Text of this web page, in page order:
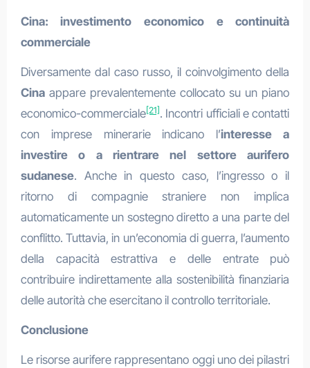
Cina: investimento economico e continuità
commerciale
Diversamente dal caso russo, il coinvolgimento della
Cinaappare prevalentemente collocato su un piano
economico-commerciale[21]. Incontri ufficiali e contatti
con imprese minerarie indicano l’interesse a
investire o a rientrare nel settore aurifero
sudanese. Anche in questo caso, l’ingresso o il
ritorno di compagnie straniere non implica
automaticamente un sostegno diretto a una parte del
conflitto. Tuttavia, in un’economia di guerra, l’aumento
della capacità estrattiva e delle entrate può
contribuire indirettamente alla sostenibilità finanziaria
delle autorità che esercitano il controllo territoriale.
Conclusione
Le risorse aurifere rappresentano oggi uno dei pilastri